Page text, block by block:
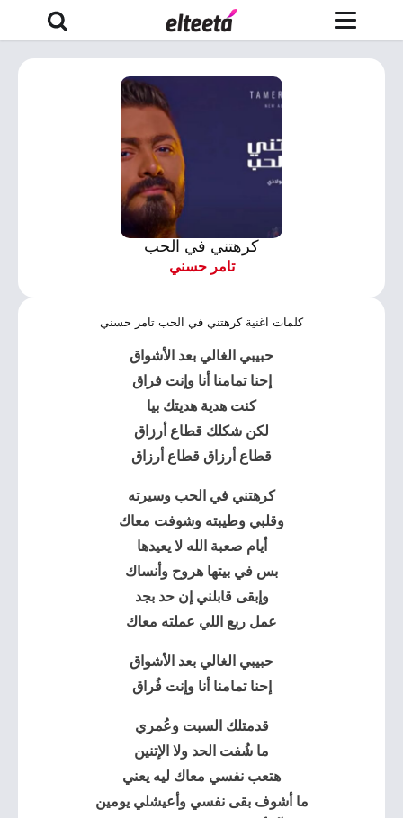
كرهتني في الحب
تامر حسني
كلمات اغنية كرهتني في الحب تامر حسني
حبيبي الغالي بعد الأشواق
إحنا تمامنا أنا وإنت فراق
كنت هدية هديتك بيا
لكن شكلك قطاع أرزاق
قطاع أرزاق قطاع أرزاق
كرهتني في الحب وسيرته
وقلبي وطيبته وشوفت معاك
أيام صعبة الله لا يعيدها
بس في بيتها هروح وأنساك
وإبقى قابلني إن حد بجد
عمل ربع اللي عملته معاك
حبيبي الغالي بعد الأشواق
إحنا تمامنا أنا وإنت فُراق
قدمتلك السبت وعُمري
ما شُفت الحد ولا الإتنين
هتعب نفسي معاك ليه يعني
ما أشوف بقى نفسي وأعيشلي يومين